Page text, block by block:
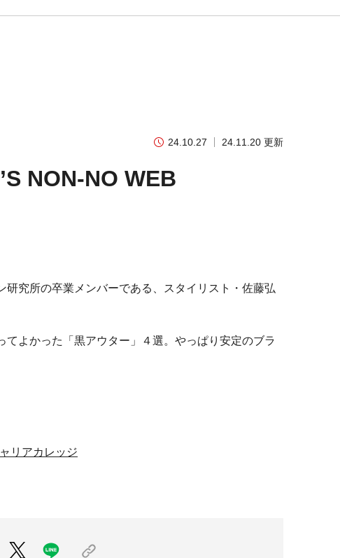
24.10.27 24.11.20 更新
NON-NO WEB
究所の卒業メンバーである、スタイリスト・佐藤弘
よかった「黒アウター」４選。やっぱり安定のブラ
リアカレッジ